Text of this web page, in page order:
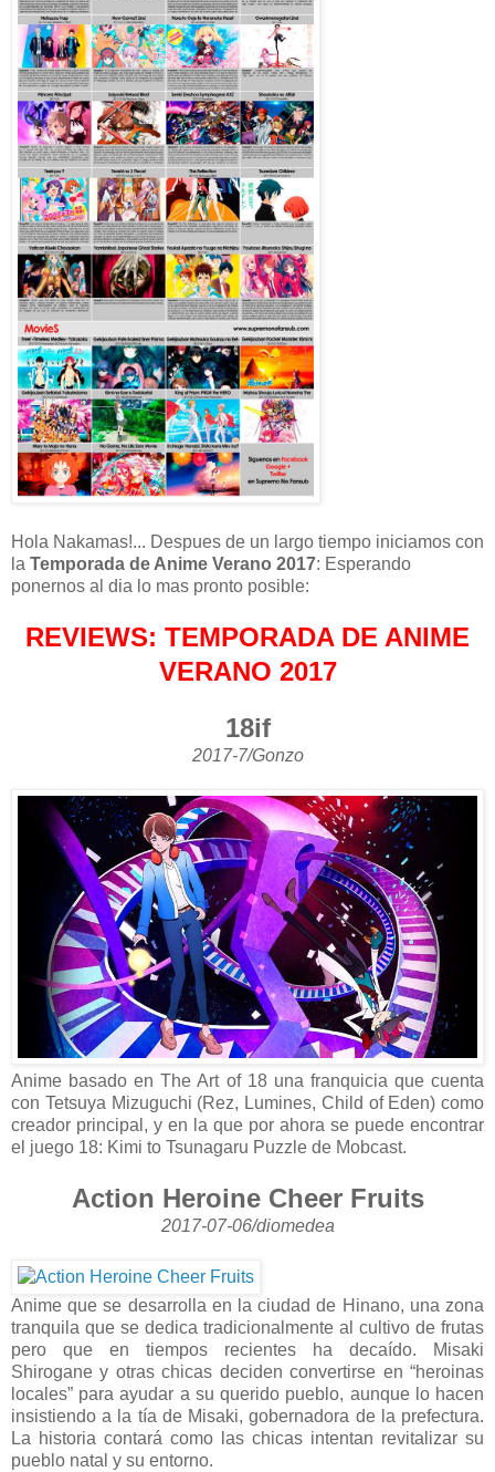
Hola Nakamas!... Despues de un largo tiempo iniciamos con
la Temporada de Anime Verano 2017: Esperando
ponernos al dia lo mas pronto posible:
REVIEWS: TEMPORADA DE ANIME
VERANO 2017
18if
2017-7/Gonzo
Anime basado en The Art of 18 una franquicia que cuenta
con Tetsuya Mizuguchi (Rez, Lumines, Child of Eden) como
creador principal, y en la que por ahora se puede encontrar
el juego 18: Kimi to Tsunagaru Puzzle de Mobcast.
Action Heroine Cheer Fruits
2017-07-06/diomedea
Anime que se desarrolla en la ciudad de Hinano, una zona
tranquila que se dedica tradicionalmente al cultivo de frutas
pero que en tiempos recientes ha decaído. Misaki
Shirogane y otras chicas deciden convertirse en “heroinas
locales” para ayudar a su querido pueblo, aunque lo hacen
insistiendo a la tía de Misaki, gobernadora de la prefectura.
La historia contará como las chicas intentan revitalizar su
pueblo natal y su entorno.